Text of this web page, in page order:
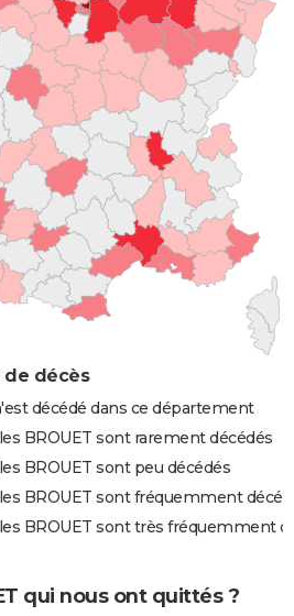
de décès
décédé dans ce département
BROUET sont rarement décédés
BROUET sont peu décédés
BROUET sont fréquemment
BROUET sont très fréquemment
qui nous ont quittés ?